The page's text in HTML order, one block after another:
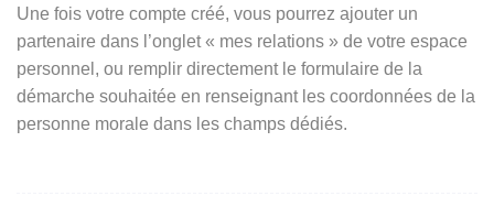
Une fois votre compte créé, vous pourrez ajouter un
partenaire dans l’onglet « mes relations » de votre espace
personnel, ou remplir directement le formulaire de la
démarche souhaitée en renseignant les coordonnées de la
personne morale dans les champs dédiés.